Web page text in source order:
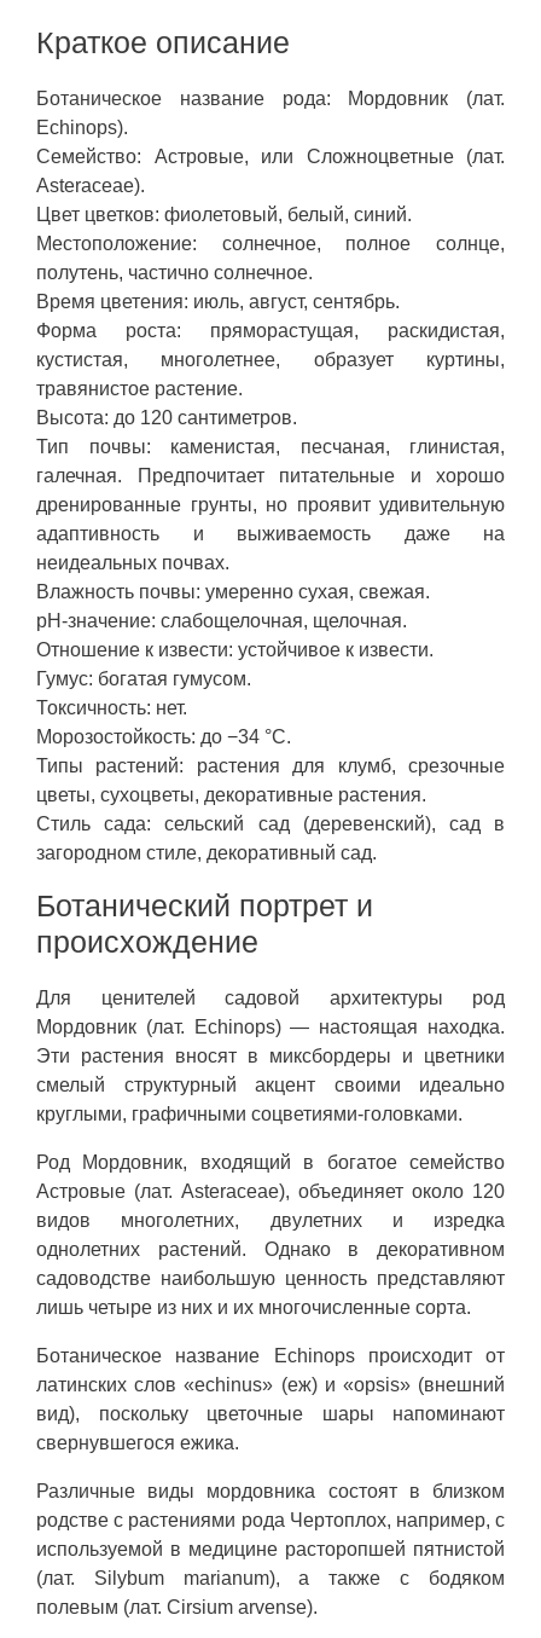
Краткое описание
Ботаническое название рода: Мордовник (лат.
Echinops).
Семейство: Астровые, или Сложноцветные (лат.
Asteraceae).
Цвет цветков: фиолетовый, белый, синий.
Местоположение: солнечное, полное солнце,
полутень, частично солнечное.
Время цветения: июль, август, сентябрь.
Форма роста: пряморастущая, раскидистая,
кустистая, многолетнее, образует куртины,
травянистое растение.
Высота: до 120 сантиметров.
Тип почвы: каменистая, песчаная, глинистая,
галечная. Предпочитает питательные и хорошо
дренированные грунты, но проявит удивительную
адаптивность и выживаемость даже на
неидеальных почвах.
Влажность почвы: умеренно сухая, свежая.
pH-значение: слабощелочная, щелочная.
Отношение к извести: устойчивое к извести.
Гумус: богатая гумусом.
Токсичность: нет.
Морозостойкость: до −34 °C.
Типы растений: растения для клумб, срезочные
цветы, сухоцветы, декоративные растения.
Стиль сада: сельский сад (деревенский), сад в
загородном стиле, декоративный сад.
Ботанический портрет и
происхождение
Для ценителей садовой архитектуры род
Мордовник (лат. Echinops) — настоящая находка.
Эти растения вносят в миксбордеры и цветники
смелый структурный акцент своими идеально
круглыми, графичными соцветиями-головками.
Род Мордовник, входящий в богатое семейство
Астровые (лат. Asteraceae), объединяет около 120
видов многолетних, двулетних и изредка
однолетних растений. Однако в декоративном
садоводстве наибольшую ценность представляют
лишь четыре из них и их многочисленные сорта.
Ботаническое название Echinops происходит от
латинских слов «echinus» (еж) и «opsis» (внешний
вид), поскольку цветочные шары напоминают
свернувшегося ежика.
Различные виды мордовника состоят в близком
родстве с растениями рода Чертоплох, например, с
используемой в медицине расторопшей пятнистой
(лат. Silybum marianum), а также с бодяком
полевым (лат. Cirsium arvense).